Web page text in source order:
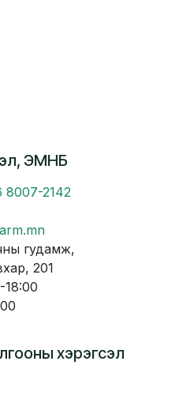
ЭМНБ
8007-2142
гудамж,
201
хэрэгсэл